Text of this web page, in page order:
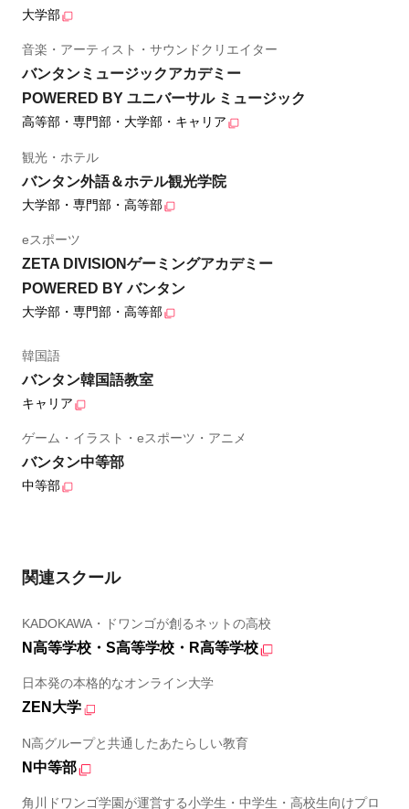
大学部
音楽・アーティスト・サウンドクリエイター
バンタンミュージックアカデミー
POWERED BY ユニバーサル ミュージック
高等部・専門部・大学部・キャリア
観光・ホテル
バンタン外語＆ホテル観光学院
大学部・専門部・高等部
eスポーツ
ZETA DIVISIONゲーミングアカデミー
POWERED BY バンタン
大学部・専門部・高等部
韓国語
バンタン韓国語教室
キャリア
ゲーム・イラスト・eスポーツ・アニメ
バンタン中等部
中等部
関連スクール
KADOKAWA・ドワンゴが創るネットの高校
N高等学校・S高等学校・R高等学校
日本発の本格的なオンライン大学
ZEN大学
N高グループと共通したあたらしい教育
N中等部
角川ドワンゴ学園が運営する小学生・中学生・高校生向けプロ